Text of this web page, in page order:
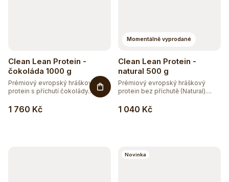
Clean Lean Protein -
čokoláda 1000 g
1 760 Kč
Prémiový evropský hráškový
protein s příchutí čokolády.
Momentálně vyprodané
Clean Lean Protein -
natural 500 g
1 040 Kč
Prémiový evropský hráškový
protein bez příchutě (Natural)....
Těžko po jídle?
Novinka